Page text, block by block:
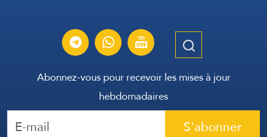
Abonnez-vous pour recevoir les mises à jour
hebdomadaires
S'abonner